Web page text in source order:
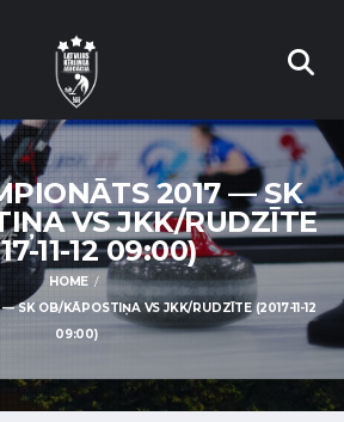
2017 — SK
VS JKK/RUDZĪTE
11-12 09:00)
HOME
SK OB/KĀPOSTIŅA VS JKK/RUDZĪTE (2017-11-12
09:00)